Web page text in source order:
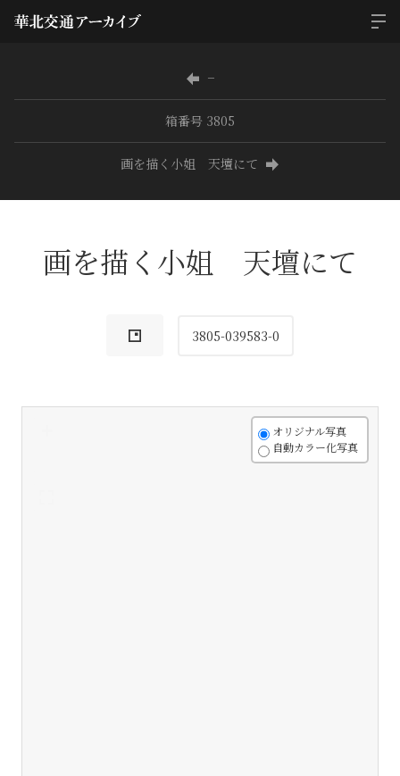
−
箱番号 3805
画を描く小姐 天壇にて
画を描く小姐 天壇にて
3805-039583-0
オリジナル写真
自動カラー化写真